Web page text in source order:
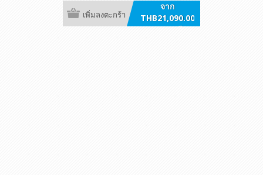
จาก
THB21,090.00
รวมภาษี
เพิ่มลงตะกร้า